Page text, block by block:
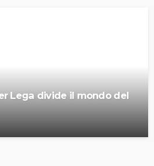
Lega divide il mondo del